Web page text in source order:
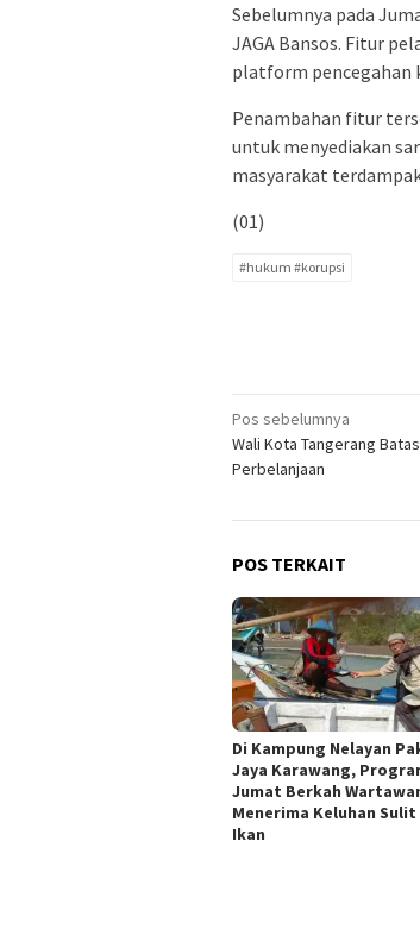
Sebelumnya pada
JAGA Bansos. Fitur
platform pencegahan
Penambahan fitur
untuk menyediakan
masyarakat
(01)
#hukum #korupsi
Navigasi
pos
Pos sebelumnya
Wali Kota Tangerang
Perbelanjaan
POS TERKAIT
Di Kampung Nelayan
Jaya Karawang,
Jumat Berkah
Menerima Keluhan Sulit
Ikan